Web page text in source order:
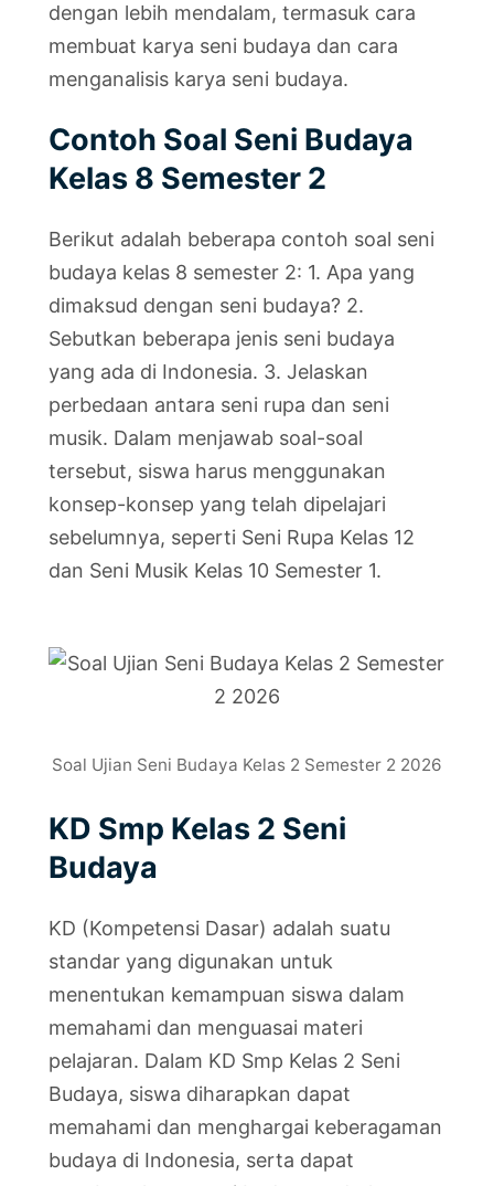
dengan lebih mendalam, termasuk cara
membuat karya seni budaya dan cara
menganalisis karya seni budaya.
Contoh Soal Seni Budaya
Kelas 8 Semester 2
Berikut adalah beberapa contoh soal seni
budaya kelas 8 semester 2: 1. Apa yang
dimaksud dengan seni budaya? 2.
Sebutkan beberapa jenis seni budaya
yang ada di Indonesia. 3. Jelaskan
perbedaan antara seni rupa dan seni
musik. Dalam menjawab soal-soal
tersebut, siswa harus menggunakan
konsep-konsep yang telah dipelajari
sebelumnya, seperti Seni Rupa Kelas 12
dan Seni Musik Kelas 10 Semester 1.
Soal Ujian Seni Budaya Kelas 2 Semester 2 2026
KD Smp Kelas 2 Seni
Budaya
KD (Kompetensi Dasar) adalah suatu
standar yang digunakan untuk
menentukan kemampuan siswa dalam
memahami dan menguasai materi
pelajaran. Dalam KD Smp Kelas 2 Seni
Budaya, siswa diharapkan dapat
memahami dan menghargai keberagaman
budaya di Indonesia, serta dapat